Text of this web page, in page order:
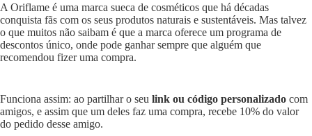
A Oriflame é uma marca sueca de cosméticos que há décadas
conquista fãs com os seus produtos naturais e sustentáveis. Mas talvez
o que muitos não saibam é que a marca oferece um programa de
descontos único, onde pode ganhar sempre que alguém que
recomendou fizer uma compra.
Funciona assim: ao partilhar o seu link ou código personalizado com
amigos, e assim que um deles faz uma compra, recebe 10% do valor
do pedido desse amigo.